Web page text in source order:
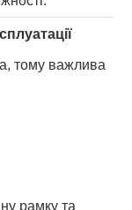
тому важлива
рамку та